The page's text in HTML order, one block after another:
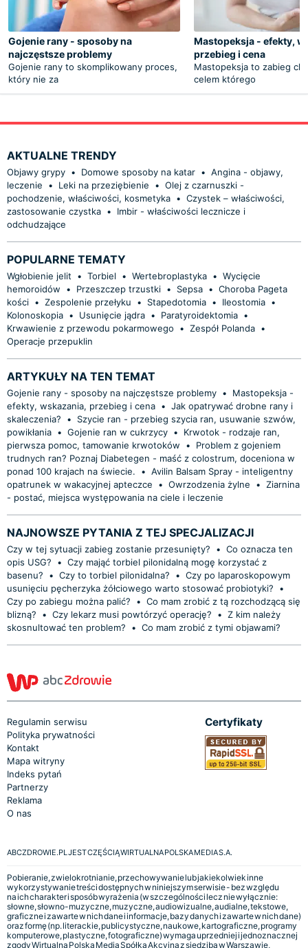
Gojenie rany - sposoby na
najczęstsze problemy
Gojenie rany to skomplikowany proces,
który nie za
Mastopeksja - efekty,
przebieg i cena
Mastopeksja to zabieg
celem którego
AKTUALNE TRENDY
Objawy grypy • Domowe sposoby na katar • Angina - objawy,
leczenie
• Leki na przeziębienie • Olej z czarnuszki -
pochodzenie, właściwości, kosmetyka • Czystek – właściwości,
zastosowanie czystka •
Imbir - właściwości lecznicze i
odchudzające
POPULARNE TEMATY
Wgłobienie jelit • Torbiel • Wertebroplastyka • Wycięcie
hemoroidów
• Przeszczep trzustki • Sepsa • Choroba Pageta
kości • Zespolenie przełyku • Stapedotomia • Ileostomia •
Kolonoskopia • Usunięcie jądra • Paratyroidektomia •
Krwawienie z przewodu pokarmowego
• Zespół Polanda •
Operacje przepuklin
ARTYKUŁY NA TEN TEMAT
Gojenie rany - sposoby na najczęstsze problemy •
Mastopeksja -
efekty, wskazania, przebieg i cena • Jak opatrywać drobne rany i
skaleczenia?
•
Szycie ran - przebieg szycia ran, usuwanie szwów,
powikłania • Gojenie ran w cukrzycy •
Krwotok - rodzaje ran,
pierwsza pomoc, tamowanie krwotoków
•
Problem z gojeniem
trudnych ran? Poznaj Diabetegen - maść z colostrum, doceniona w
ponad 100 krajach na świecie.
• Avilin Balsam Spray - inteligentny
opatrunek w wakacyjnej apteczce
• Owrzodzenia żylne • Ziarnina
- postać, miejsca występowania na ciele i leczenie
NAJNOWSZE PYTANIA Z TEJ SPECJALIZACJI
Czy w tej sytuacji zabieg zostanie przesunięty? • Co oznacza ten
opis USG?
• Czy mająć torbiel pilonidalną mogę korzystać z
basenu?
• Czy to torbiel pilonidalna? • Czy po laparoskopowym
usunięciu pęcherzyka żółciowego warto stosować probiotyki?
•
Czy po zabiegu można palić?
• Co mam zrobić z tą rozchodzącą się
blizną?
• Czy lekarz musi powtórzyć operację? • Z kim należy
skosnultować ten problem?
• Co mam zrobić z tymi objawami?
Regulamin serwisu
Polityka prywatności
Kontakt
Mapa witryny
Indeks pytań
Partnerzy
Reklama
O nas
Certyfikaty
ABCZDROWIE.PL JEST CZĘŚCIĄ WIRTUALNA POLSKA MEDIA S.A.
Pobieranie, zwielokrotnianie, przechowywanie lub jakiekolwiek inne
wykorzystywanie treści dostępnych w niniejszym serwisie - bez względu
na ich charakter i sposób wyrażenia (w szczególności lecz nie wyłącznie:
słowne, słowno-muzyczne, muzyczne, audiowizualne, audialne, tekstowe,
graficzne i zawarte w nich dane i informacje, bazy danych i zawarte w nich dane)
oraz formę (np. literackie, publicystyczne, naukowe, kartograficzne, programy
komputerowe, plastyczne, fotograficzne) wymaga uprzedniej i jednoznacznej
zgody Wirtualna Polska Media Spółka Akcyjna z siedzibą w Warszawie,